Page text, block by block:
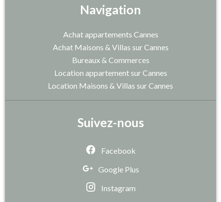
Navigation
Achat appartements Cannes
Achat Maisons & Villas sur Cannes
Bureaux & Commerces
Location appartement sur Cannes
Location Maisons & Villas sur Cannes
Suivez-nous
Facebook
Google Plus
Instagram